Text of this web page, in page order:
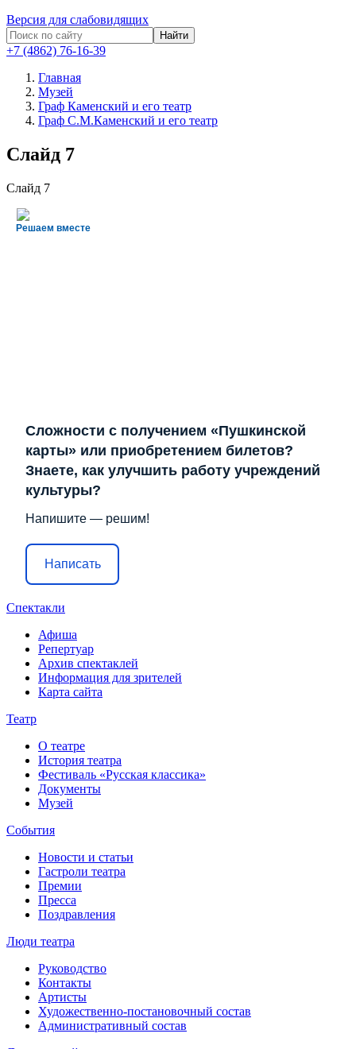
Версия для слабовидящих
Найти
+7 (4862) 76-16-39
Главная
Музей
Граф Каменский и его театр
Граф С.М.Каменский и его театр
Слайд 7
Слайд 7
Решаем вместе
Сложности с получением «Пушкинской
карты» или приобретением билетов?
Знаете, как улучшить работу учреждений
культуры?
Напишите — решим!
Написать
Спектакли
Афиша
Репертуар
Архив спектаклей
Информация для зрителей
Карта сайта
Театр
О театре
История театра
Фестиваль «Русская классика»
Документы
Музей
События
Новости и статьи
Гастроли театра
Премии
Пресса
Поздравления
Люди театра
Руководство
Контакты
Артисты
Художественно-постановочный состав
Административный состав